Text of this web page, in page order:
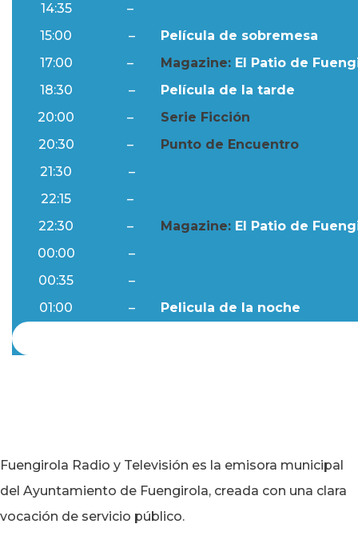
14:35
–
15:00
–
Película de sobremesa
17:00
– Magazine: El Patio de
18:30
–
Película de la tarde
20:00
–
Serie Ficción
20:30
–
Punto de Encuentro
21:30
–
22:15
–
22:30
– Magazine: El Patio de
00:00
–
00:35
–
01:00
– Pelicula de la noche
Fuengirola Radio y Televisión es la emisora municipal
del Ayuntamiento de Fuengirola, creada con una clara
vocación de servicio público.